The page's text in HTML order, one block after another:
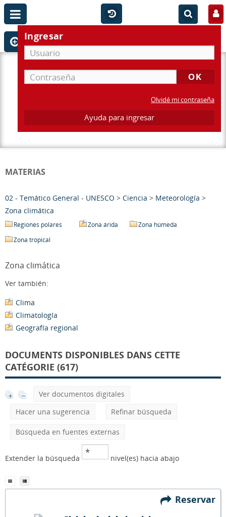
Ingresar
Olvidé mi contraseña
Ayuda para ingresar
MATERIAS
02 - Temático General - UNESCO > Ciencia > Meteorología >
Zona climática
Regiones polares Zona árida
Zona húmeda
Zona tropical
Zona climática
Ver también:
Clima
Climatología
Geografía regional
DOCUMENTS DISPONIBLES DANS CETTE
CATÉGORIE (617)
Ver documentos digitales
Hacer una sugerencia
Refinar búsqueda
Búsqueda en fuentes externas
Extender la búsqueda nivel(es) hacia abajo
Reservar